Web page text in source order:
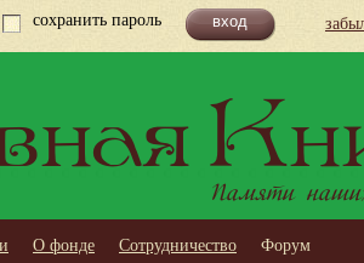
сохранить пароль
Памяти
О фонде Сотрудничество Форум